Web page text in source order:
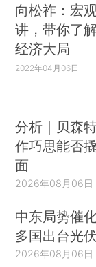
向松祚：宏
讲，带你了
经济大局
2022年04月06日
分析｜贝森
作巧思能否
面
2026年08月06日
中东局势催
多国出台光
2026年08月06日